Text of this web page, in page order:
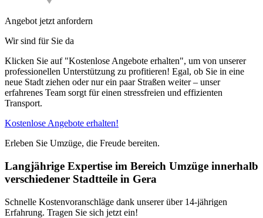
Angebot jetzt anfordern
Wir sind für Sie da
Klicken Sie auf "Kostenlose Angebote erhalten", um von unserer
professionellen Unterstützung zu profitieren! Egal, ob Sie in eine
neue Stadt ziehen oder nur ein paar Straßen weiter – unser
erfahrenes Team sorgt für einen stressfreien und effizienten
Transport.
Kostenlose Angebote erhalten!
Erleben Sie Umzüge, die Freude bereiten.
Langjährige Expertise im Bereich Umzüge innerhalb
verschiedener Stadtteile in Gera
Schnelle Kostenvoranschläge dank unserer über 14-jährigen
Erfahrung. Tragen Sie sich jetzt ein!